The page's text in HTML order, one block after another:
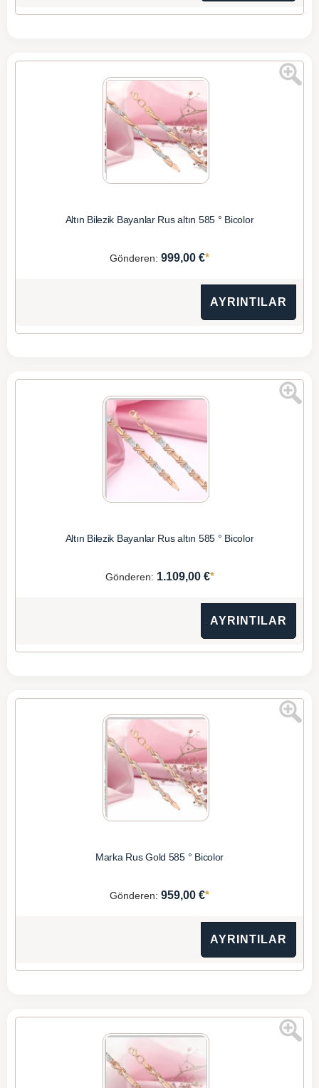
Altın Bilezik Bayanlar Rus altın 585 ° Bicolor
Gönderen: 999,00 €*
AYRINTILAR
Altın Bilezik Bayanlar Rus altın 585 ° Bicolor
Gönderen: 1.109,00 €*
AYRINTILAR
Marka Rus Gold 585 ° Bicolor
Gönderen: 959,00 €*
AYRINTILAR